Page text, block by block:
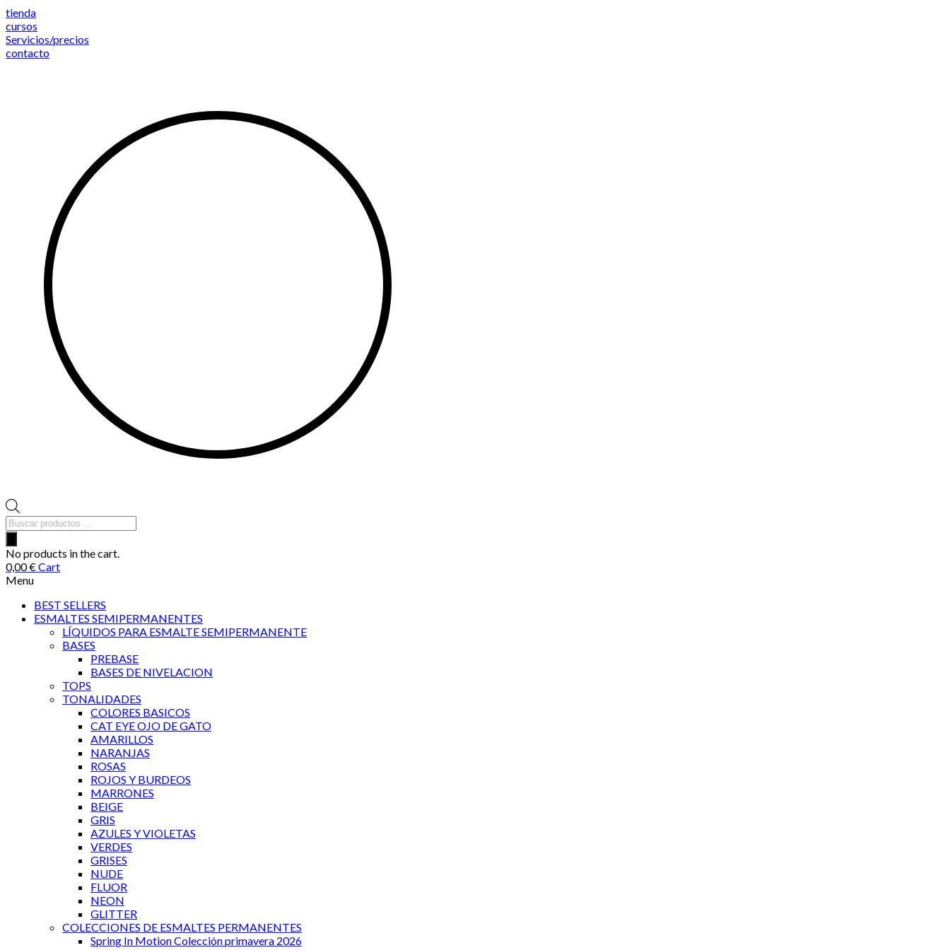
Saltar
al
contenido
tienda
cursos
Servicios/precios
contacto
Búsqueda
de
productos
No products in the cart.
0,00€Cart
Menu
BEST SELLERS
ESMALTES SEMIPERMANENTES
LÍQUIDOS PARA ESMALTE SEMIPERMANENTE
BASES
PREBASE
BASES DE NIVELACION
TOPS
TONALIDADES
COLORES BASICOS
CAT EYE OJO DE GATO
AMARILLOS
NARANJAS
ROSAS
ROJOS Y BURDEOS
MARRONES
BEIGE
GRIS
AZULES Y VIOLETAS
VERDES
GRISES
NUDE
FLUOR
NEON
GLITTER
COLECCIONES DE ESMALTES PERMANENTES
Spring In Motion Colección primavera 2026